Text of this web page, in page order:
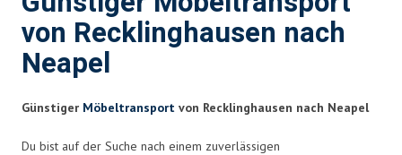
von Recklinghausen nach
Neapel
Günstiger Möbeltransport von Recklinghausen nach Neapel
Du bist auf der Suche nach einem zuverlässigen